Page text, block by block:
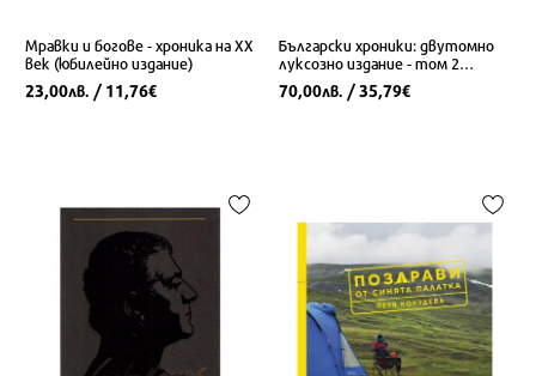
Мравки и богове - хроника на ХХ
век (юбилейно издание)
23,00лв. / 11,76€
Български хроники: двутомно
луксозно издание - том 2
(Твърди корици)
70,00лв. / 35,79€